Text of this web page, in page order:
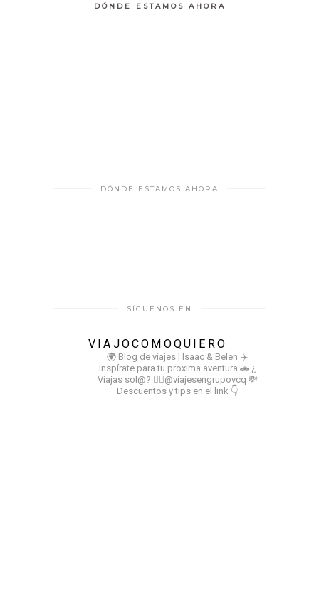
DÓNDE ESTAMOS AHORA
DÓNDE ESTAMOS AHORA
SÍGUENOS EN
VIAJOCOMOQUIERO
🌍 Blog de viajes | Isaac & Belen ✈️
Inspírate para tu proxima aventura 🚗 ¿
Viajas sol@? 👉🏻@viajesengrupovcq 💸
Descuentos y tips en el link 👇